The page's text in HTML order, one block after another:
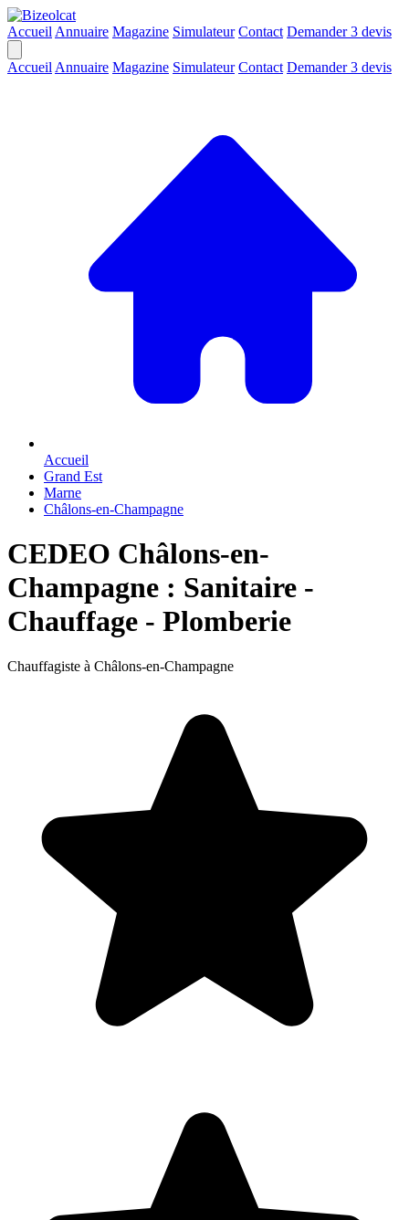
Accueil Annuaire Magazine Simulateur Contact Demander 3 devis
Accueil Annuaire Magazine Simulateur Contact Demander 3 devis
Accueil
Grand Est
Marne
Châlons-en-Champagne
CEDEO Châlons-en-
Champagne : Sanitaire -
Chauffage - Plomberie
Chauffagiste à Châlons-en-Champagne